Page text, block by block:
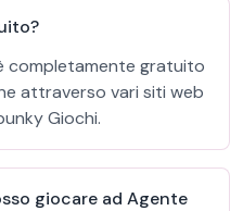
completamente gratuito
attraverso vari siti web
Giochi.
giocare ad Agente